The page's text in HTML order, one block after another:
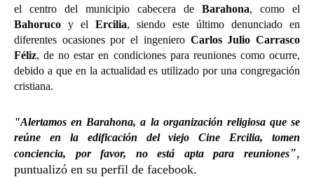
el centro del municipio cabecera de Barahona, como el
Bahoruco y el Ercilia, siendo este último denunciado en
diferentes ocasiones por el ingeniero Carlos Julio Carrasco
Féliz, de no estar en condiciones para reuniones como ocurre,
debido a que en la actualidad es utilizado por una congregación
cristiana.
"Alertamos en Barahona, a la organización religiosa que se
reúne en la edificación del viejo Cine Ercilia, tomen
conciencia, por favor, no está apta para reuniones",
puntualizó en su perfil de facebook.